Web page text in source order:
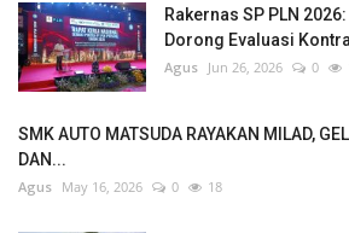
Opini
Ekonomi & Keuangan
Pendidikan & Pelatihan
Rakernas SP PLN
Dorong Evaluasi
Agus Jun 26, 2026 0
SMK AUTO MATSUDA RAYAKAN MILAD,
DAN...
Agus May 16, 2026 0 18